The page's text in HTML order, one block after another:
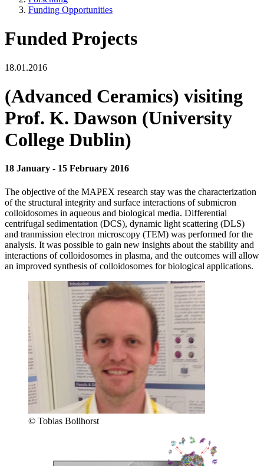
Funding Opportunities
Funded Projects
18.01.2016
(Advanced Ceramics) visiting
Prof. K. Dawson (University
College Dublin)
18 January - 15 February 2016
The objective of the MAPEX research stay was the characterization
of the structural integrity and surface interactions of submicron
colloidosomes in aqueous and biological media. Differential
centrifugal sedimentation (DCS), dynamic light scattering (DLS)
and tranmission electron microscopy (TEM) was performed for the
analysis. It was possible to gain new insights about the stability and
interactions of colloidosomes in plasma, and the outcomes will allow
an improved synthesis of colloidosomes for biological applications.
© Tobias Bollhorst